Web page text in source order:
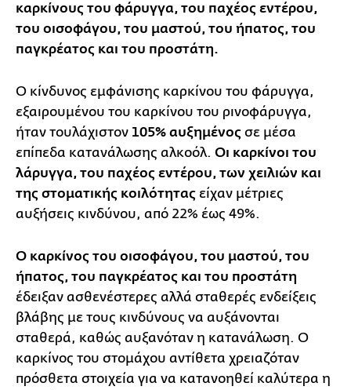
καρκίνους του φάρυγγα, του παχέος εντέρου,
του οισοφάγου, του μαστού, του ήπατος, του
παγκρέατος και του προστάτη.
Ο κίνδυνος εμφάνισης καρκίνου του φάρυγγα,
εξαιρουμένου του καρκίνου του ρινοφάρυγγα,
ήταν τουλάχιστον 105% αυξημένος σε μέσα
επίπεδα κατανάλωσης αλκοόλ. Οι καρκίνοι του
λάρυγγα, του παχέος εντέρου, των χειλιών και
της στοματικής κοιλότητας είχαν μέτριες
αυξήσεις κινδύνου, από 22% έως 49%.
Ο καρκίνος του οισοφάγου, του μαστού, του
ήπατος, του παγκρέατος και του προστάτη
έδειξαν ασθενέστερες αλλά σταθερές ενδείξεις
βλάβης με τους κινδύνους να αυξάνονται
σταθερά, καθώς αυξανόταν η κατανάλωση. Ο
καρκίνος του στομάχου αντίθετα χρειαζόταν
πρόσθετα στοιχεία για να κατανοηθεί καλύτερα η